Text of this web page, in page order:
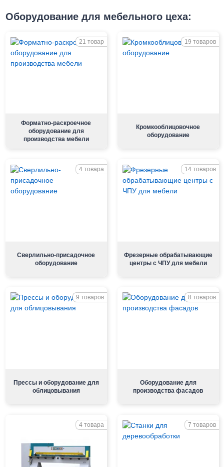
Оборудование для мебельного цеха:
21 товар
Форматно-раскроечное
оборудование для
производства мебели
19 товаров
Кромкооблицовочное
оборудование
4 товара
Сверлильно-присадочное
оборудование
14 товаров
Фрезерные обрабатывающие
центры с ЧПУ для мебели
9 товаров
Прессы и оборудование для
облицовывания
8 товаров
Оборудование для
производства фасадов
4 товара 7 товаров